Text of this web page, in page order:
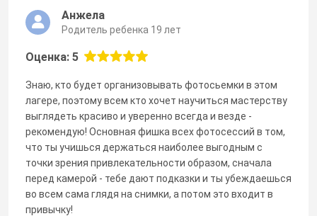
Анжела
Родитель ребенка 19 лет
Оценка: 5
Знаю, кто будет организовывать фотосьемки в этом
лагере, поэтому всем кто хочет научиться мастерству
выглядеть красиво и уверенно всегда и везде -
рекомендую! Основная фишка всех фотосессий в том,
что ты учишься держаться наиболее выгодным с
точки зрения привлекательности образом, сначала
перед камерой - тебе дают подказки и ты убеждаешься
во всем сама глядя на снимки, а потом это входит в
привычку!